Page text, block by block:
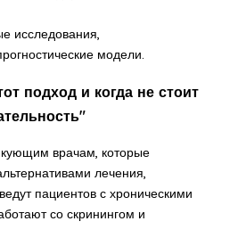
исследования,
модели.
подход и когда не стоит
врачам, которые
лечения,
пациентов с хроническими
со скринингом и